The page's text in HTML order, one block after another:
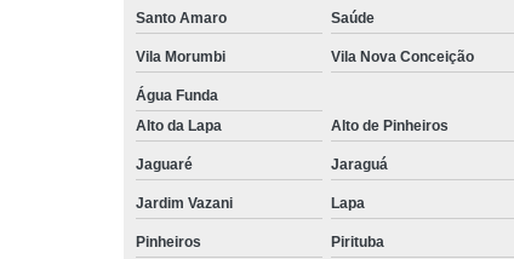
Santo Amaro Saúde
Vila Morumbi Vila Nova Conceição
Água Funda
Alto da Lapa
Alto de Pinheiros
Jaguaré Jaraguá
Jardim Vazani Lapa
Pinheiros Pirituba